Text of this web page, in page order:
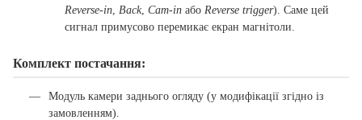
Reverse-in Back, Cam-in або Reverse trigger). Саме цей
сигнал примусово перемикає екран магнітоли.
Комплект постачання:
Модуль камери заднього огляду (у модифікації згідно із
замовленням).